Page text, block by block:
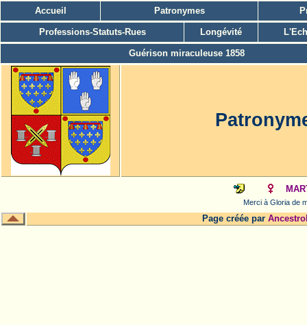
Accueil Patronymes
Professions-Statuts-Rues Longévité
Guérison miraculeuse 1858
Merci à Gloria de
Page créée par